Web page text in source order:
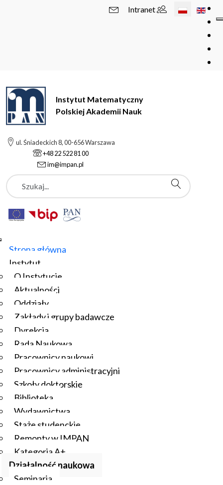
Wybierz swój
Intranet
Instytut Matematyczny
Polskiej Akademii Nauk
ul. Śniadeckich 8, 00-656 Warszawa
+48 22 522 81 00
im@impan.pl
Szukaj
Strona główna
Instytut
O Instytucie
Aktualności
Oddziały
Zakłady i grupy badawcze
Dyrekcja
Rada Naukowa
Pracownicy naukowi
Pracownicy administracyjni
Szkoły doktorskie
Biblioteka
Wydawnictwa
Staże studenckie
Remonty w IMPAN
Kategoria A+
Działalność naukowa
Seminaria